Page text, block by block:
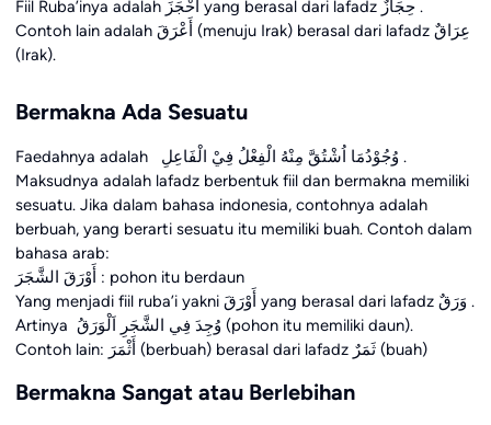
Fiil Ruba’inya adalah أَحْجَزَ yang berasal dari lafadz حِجَازٌ .
Contoh lain adalah أَعْرَقَ (menuju Irak) berasal dari lafadz عِرَاقٌ
(Irak).
Bermakna Ada Sesuatu
Faedahnya adalah وُجُوْدُمَا اُشْتُقَّ مِنْهُ الْفِعْلُ فِيْ الْفَاعِلِ .
Maksudnya adalah lafadz berbentuk fiil dan bermakna memiliki
sesuatu. Jika dalam bahasa indonesia, contohnya adalah
berbuah, yang berarti sesuatu itu memiliki buah. Contoh dalam
bahasa arab:
أَوْرَقَ الشَّجَرَ : pohon itu berdaun
Yang menjadi fiil ruba’i yakni أَوْرَقَ yang berasal dari lafadz وَرَقٌ .
Artinya وُجِدَ فِي الشَّجَرِ اَلْوَرَقُ (pohon itu memiliki daun).
Contoh lain: أَثْمَرَ (berbuah) berasal dari lafadz ثَمَرٌ (buah)
Bermakna Sangat atau Berlebihan